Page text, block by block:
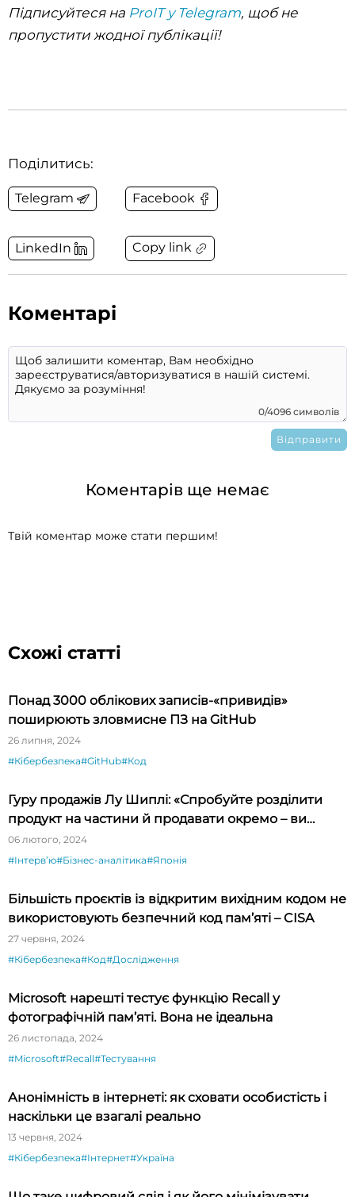
Підписуйтеся на ProIT у Telegram, щоб не
пропустити жодної публікації!
Поділитись:
Telegram Facebook
LinkedIn Copy link
Коментарі
0/4096 символів
Коментарів ще немає
Твій коментар може стати першим!
Схожі статті
Понад 3000 облікових записів-«привидів»
поширюють зловмисне ПЗ на GitHub
26 липня, 2024
#Кібербезпека#GitHub#Код
Гуру продажів Лу Шиплі: «Спробуйте розділити
продукт на частини й продавати окремо – ви
будете вражені»
06 лютого, 2024
#Інтервʼю#Бізнес-аналітика#Японія
Більшість проєктів із відкритим вихідним кодом не
використовують безпечний код пам’яті – CISA
27 червня, 2024
#Кібербезпека#Код#Дослідження
Microsoft нарешті тестує функцію Recall у
фотографічній пам’яті. Вона не ідеальна
26 листопада, 2024
#Microsoft#Recall#Тестування
Анонімність в інтернеті: як сховати особистість і
наскільки це взагалі реально
13 червня, 2024
#Кібербезпека#Інтернет#Україна